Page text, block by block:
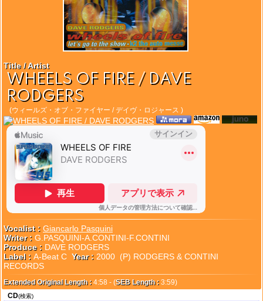
Title / Artist
WHEELS OF FIRE / DAVE
RODGERS
(ウィールズ・オブ・ファイヤー / デイヴ・ロジャース )
Vocalist : Giancarlo Pasquini
Writer : G.PASQUINI-A.CONTINI-F.CONTINI
Produce : DAVE RODGERS
Label : A-Beat C Year : 2000 (P) RODGERS & CONTINI
RECORDS
Extended Original Length : 4:58 - (SEB Length : 3:59)
CD(検索)